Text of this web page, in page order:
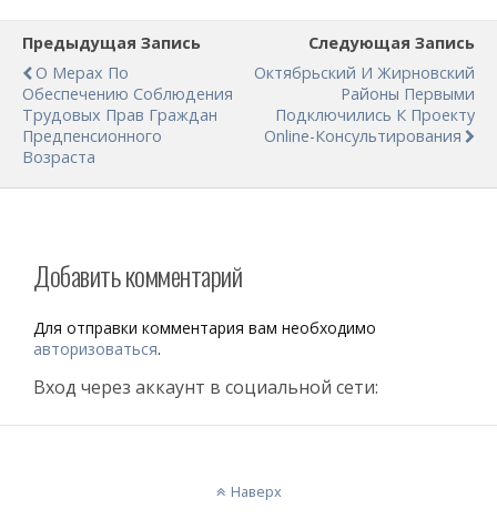
Предыдущая Запись
О Мерах По
Обеспечению Соблюдения
Трудовых Прав Граждан
Предпенсионного
Возраста
Следующая Запись
Октябрьский И Жирновский
Районы Первыми
Подключились К Проекту
Online-Консультирования
Добавить комментарий
Для отправки комментария вам необходимо
авторизоваться.
Вход через аккаунт в социальной сети:
Наверх